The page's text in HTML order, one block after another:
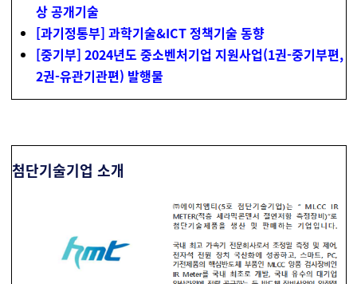
상 공개기술
[과기정통부] 과학기술&ICT 정책기술 동향
[중기부] 2024년도 중소벤처기업 지원사업(1권-중기부편,
2권-유관기관편) 발행물
첨단기술기업 소개